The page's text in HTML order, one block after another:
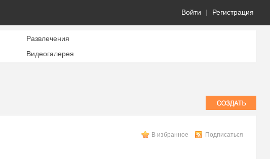
Войти | Регистрация
Развлечения
Видеогалерея
В избранное Подписаться